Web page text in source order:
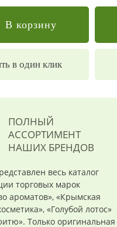
В корзину
в один клик
ПОЛНЫЙ
АССОРТИМЕНТ
НАШИХ БРЕНДОВ
весь каталог
торговых марок
ароматов», «Крымская
«Голубой лотос»
Только оригинальная